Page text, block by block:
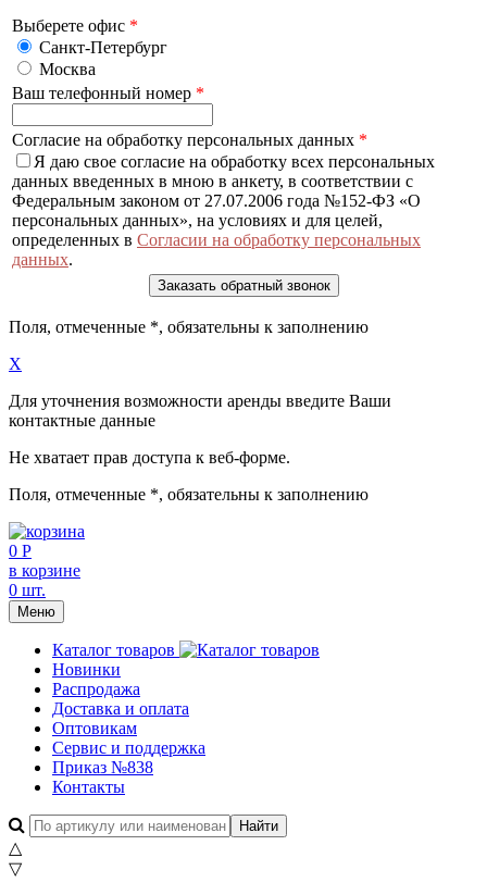
Выберете офис *
Санкт-Петербург
Москва
Ваш телефонный номер *
Согласие на обработку персональных данных *
Я даю свое согласие на обработку всех персональных
данных введенных в мною в анкету, в соответствии с
Федеральным законом от 27.07.2006 года №152-ФЗ «О
персональных данных», на условиях и для целей,
определенных в Согласии на обработку персональных
данных.
Поля, отмеченные *, обязательны к заполнению
X
Для уточнения возможности аренды введите Ваши
контактные данные
Не хватает прав доступа к веб-форме.
Поля, отмеченные *, обязательны к заполнению
0 Р
в корзине
0 шт.
Меню
Каталог товаров
Новинки
Распродажа
Доставка и оплата
Оптовикам
Сервис и поддержка
Приказ №838
Контакты
△
▽